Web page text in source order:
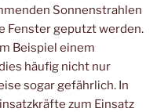
Sonnenstrahlen
Fenster geputzt werden.
Beispiel einem
häufig nicht nur
sogar gefährlich. In
zum Einsatz